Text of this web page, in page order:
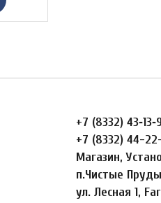
+7 (8332)
+7 (8332) 44-
Магазин,
п.Чистые Пруды
ул. Лесная 1,